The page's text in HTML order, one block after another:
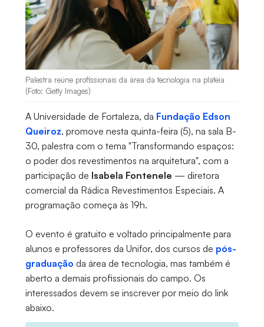
Palestra reúne profissionais da área da tecnologia na plateia
(Foto: Getty Images)
A Universidade de Fortaleza, da Fundação Edson
Queiroz, promove nesta quinta-feira (5), na sala B-
30, palestra com o tema "Transformando espaços:
o poder dos revestimentos na arquitetura", com a
participação de Isabela Fontenele — diretora
comercial da Rádica Revestimentos Especiais. A
programação começa às 19h.
O evento é gratuito e voltado principalmente para
alunos e professores da Unifor, dos cursos de pós-
graduação da área de tecnologia, mas também é
aberto a demais profissionais do campo. Os
interessados devem se inscrever por meio do link
abaixo.